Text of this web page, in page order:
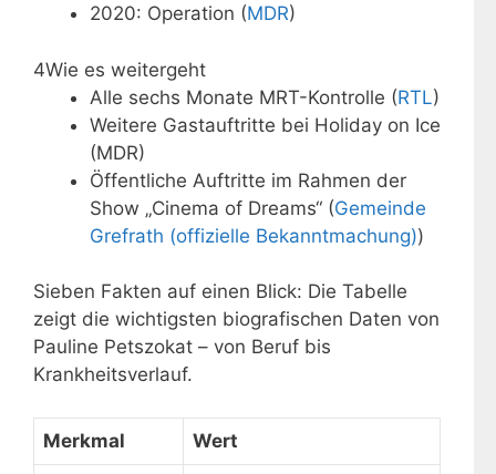
2020: Operation (MDR)
4Wie es weitergeht
Alle sechs Monate MRT-Kontrolle (RTL)
Weitere Gastauftritte bei Holiday on Ice
(MDR)
Öffentliche Auftritte im Rahmen der
Show „Cinema of Dreams“ (Gemeinde
Grefrath (offizielle Bekanntmachung))
Sieben Fakten auf einen Blick: Die Tabelle
zeigt die wichtigsten biografischen Daten von
Pauline Petszokat – von Beruf bis
Krankheitsverlauf.
Merkmal Wert